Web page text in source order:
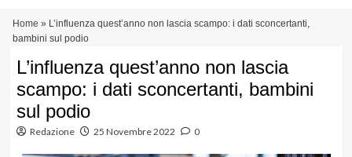
principale
Home » L’influenza quest’anno non lascia scampo: i dati sconcertanti,
bambini sul podio
L’influenza quest’anno non lascia
scampo: i dati sconcertanti, bambini
sul podio
Redazione 25 Novembre 2022 0